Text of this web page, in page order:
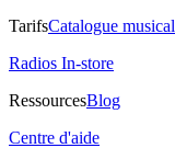
TarifsCatalogue musical
Radios In-store
RessourcesBlog
Centre d'aide